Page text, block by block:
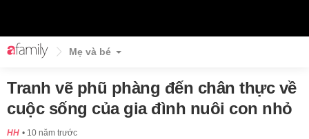
Mẹ và bé
Tranh vẽ phũ phàng đến chân thực về
cuộc sống của gia đình nuôi con nhỏ
HH 10 năm trước